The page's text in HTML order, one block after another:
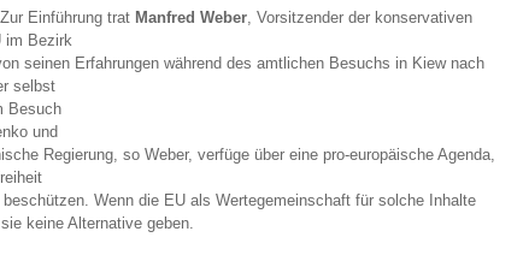
Einführung trat Manfred Weber , Vorsitzender der konservativen
im Bezirk
seinen Erfahrungen während des amtlichen Besuchs in Kiew nach
selbst
Besuch
und
Regierung, so Weber, verfüge über eine pro-europäische Agenda,
Wenn die EU als Wertegemeinschaft für solche Inhalte
keine Alternative geben.